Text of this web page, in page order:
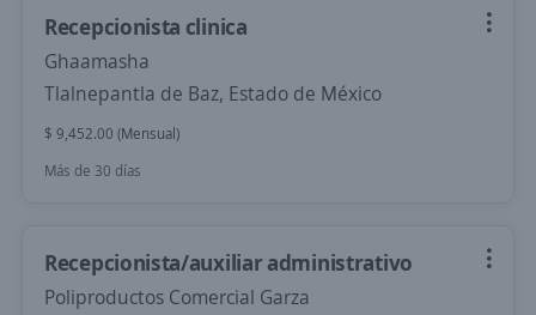
Recepcionista clinica
Ghaamasha
Tlalnepantla de Baz, Estado de México
$ 9,452.00 (Mensual)
Más de 30 días
Recepcionista/auxiliar administrativo
Poliproductos Comercial Garza